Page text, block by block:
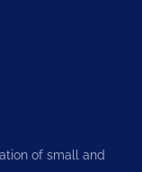
of small and